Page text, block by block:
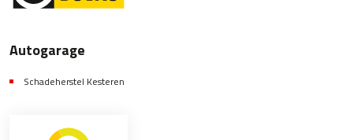
Autogarage
Schadeherstel Kesteren